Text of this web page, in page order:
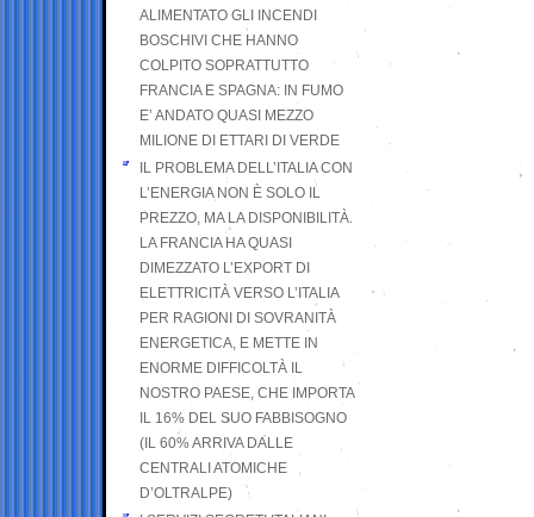
ALIMENTATO GLI INCENDI
BOSCHIVI CHE HANNO
COLPITO SOPRATTUTTO
FRANCIA E SPAGNA: IN FUMO
E’ ANDATO QUASI MEZZO
MILIONE DI ETTARI DI VERDE
IL PROBLEMA DELL’ITALIA CON
L’ENERGIA NON È SOLO IL
PREZZO, MA LA DISPONIBILITÀ.
LA FRANCIA HA QUASI
DIMEZZATO L’EXPORT DI
ELETTRICITÀ VERSO L’ITALIA
PER RAGIONI DI SOVRANITÀ
ENERGETICA, E METTE IN
ENORME DIFFICOLTÀ IL
NOSTRO PAESE, CHE IMPORTA
IL 16% DEL SUO FABBISOGNO
(IL 60% ARRIVA DALLE
CENTRALI ATOMICHE
D’OLTRALPE)